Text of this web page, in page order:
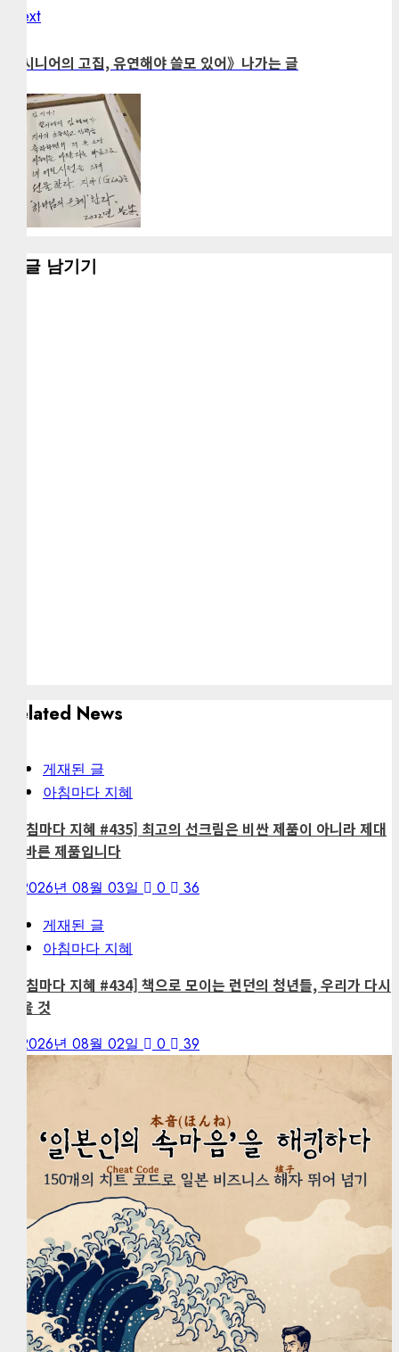
NextNext
《시니어의 고집, 유연해야 쓸모 있어》나가는 글
댓글 남기기
Related News
게재된 글
아침마다 지혜
[아침마다 지혜 #435] 최고의 선크림은 비싼 제품이 아니라 제대
로 바른 제품입니다
2026년 08월 03일 0
36
게재된 글
아침마다 지혜
[아침마다 지혜 #434] 책으로 모이는 런던의 청년들, 우리가 다시
배울 것
2026년 08월 02일 0 39